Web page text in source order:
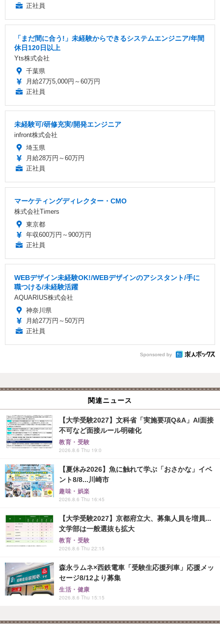
正社員
「まだ間に合う!」未経験からできるシステムエンジニア/年間
休日120日以上
Yts株式会社
千葉県
月給27万5,000円～60万円
正社員
未経験可/研修充実/開発エンジニア
infront株式会社
埼玉県
月給28万円～60万円
正社員
マーケティングディレクター・CMO
株式会社Timers
東京都
年収600万円～900万円
正社員
WEBデザイン未経験OK!/WEBデザインのアシスタント/手に
職つける/未経験活躍
AQUARIUS株式会社
神奈川県
月給27万円～50万円
正社員
Sponsored by
関連ニュース
【大学受験2027】文科省「実施要項Q&A」AI面接
不可など面接ルール明確化
教育・受験
2026.8.6 Thu 19:0
【夏休み2026】魚に触れて学ぶ「おさかな」イベ
ント8/8...川崎市
趣味・娯楽
2026.8.6 Thu 16:45
【大学受験2027】京都府立大、募集人員を増員...
文学部は一般選抜も拡大
教育・受験
2026.8.6 Thu 22:15
森永ラムネ×西鉄電車「受験生応援列車」応援メッ
セージ8/12より募集
生活・健康
2026.8.6 Thu 15:15